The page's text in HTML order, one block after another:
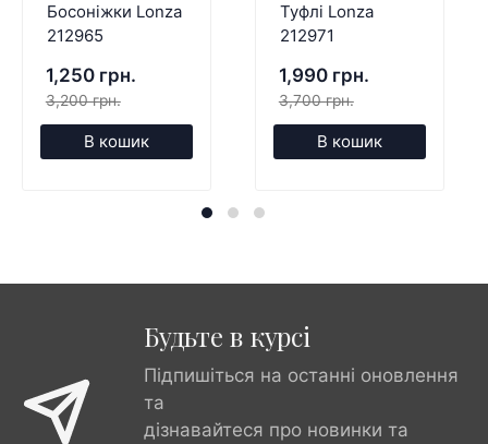
Босоніжки Lonza
212965
1,250 грн.
3,200 грн.
В кошик
Туфлі Lonza
212971
1,990 грн.
3,700 грн.
В кошик
Будьте в курсі
Підпишіться на останні оновлення
та
дізнавайтеся про новинки та